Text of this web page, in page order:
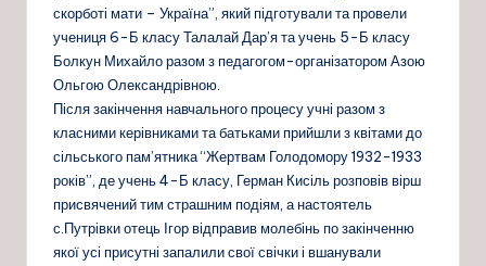
скорботі мати – Україна”, який підготували та провели
учениця 6-Б класу Талалай Дар’я та учень 5-Б класу
Болкун Михайло разом з педагогом-організатором Азою
Ольгою Олександрівною.
Після закінчення навчального процесу учні разом з
класними керівниками та батьками прийшли з квітами до
сільського пам’ятника “Жертвам Голодомору 1932-1933
років”, де учень 4-Б класу, Герман Кисіль розповів вірш
присвячений тим страшним подіям, а настоятель
с.Путрівки отець Ігор відправив молебінь по закінченню
якої усі присутні запалили свої свічки і вшанували